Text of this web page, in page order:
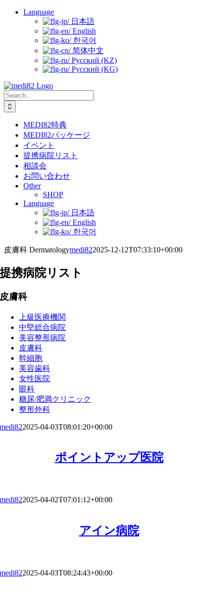
Skip
Language
日本語
English
한국어
简体中文
Русский (KZ)
Русский (KG)
Search
for:
MEDI82特典
MEDI82パッケージ
イベント
提携病院リスト
相談会
お問い合わせ
Other
SHOP
Language
日本語
English
한국어
皮膚科 Dermatologymedi822025-12-12T07:33:10+00:00
提携病院リスト
皮膚科
上級医療機関
中堅総合病院
美容整形病院
皮膚科
幹細胞
美容歯科
女性医院
眼科
糖尿/肥満クリニック
整形外科
medi822025-04-03T08:01:20+00:00
ポイントアップ医院
medi822025-04-02T07:01:12+00:00
アイン病院
medi822025-04-03T08:24:43+00:00